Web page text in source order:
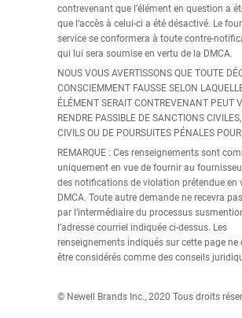
contrevenant que l’élément en question a
que l’accès à celui-ci a été désactivé. Le
service se conformera à toute contre-
qui lui sera soumise en vertu de la DMCA.
NOUS VOUS AVERTISSONS QUE TOUTE
CONSCIEMMENT FAUSSE SELON
ÉLÉMENT SERAIT CONTREVENANT PEUT
RENDRE PASSIBLE DE SANCTIONS
CIVILS OU DE POURSUITES PÉNALES
REMARQUE : Ces renseignements sont
uniquement en vue de fournir au
des notifications de violation prétendue en
DMCA. Toute autre demande ne recevra
par l’intermédiaire du processus
l’adresse courriel indiquée ci-dessus. Les
renseignements indiqués sur cette page ne
être considérés comme des conseils
© Newell Brands Inc., 2020 Tous droits